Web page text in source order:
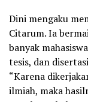
Dini mengaku
Citarum. Ia
banyak
tesis, dan
“Karena
ilmiah, maka